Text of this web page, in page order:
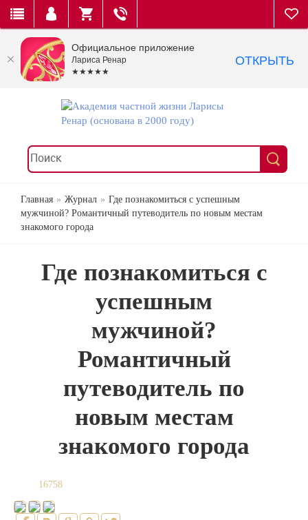
Главная Журнал
Где познакомиться с успешным
мужчиной? Романтичный путеводитель по новым местам
знакомого города
Где познакомиться с
успешным
мужчиной?
Романтичный
путеводитель по
новым местам
знакомого города
16758
Официальное приложение
Лариса Ренар
★★★★★
ОТКРЫТЬ